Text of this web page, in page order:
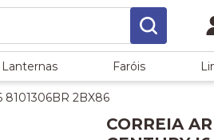
Faróis
2BX86
CORREIA